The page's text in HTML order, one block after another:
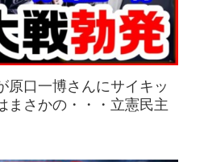
原口一博さんにサイキッ
まさかの・・・立憲民主